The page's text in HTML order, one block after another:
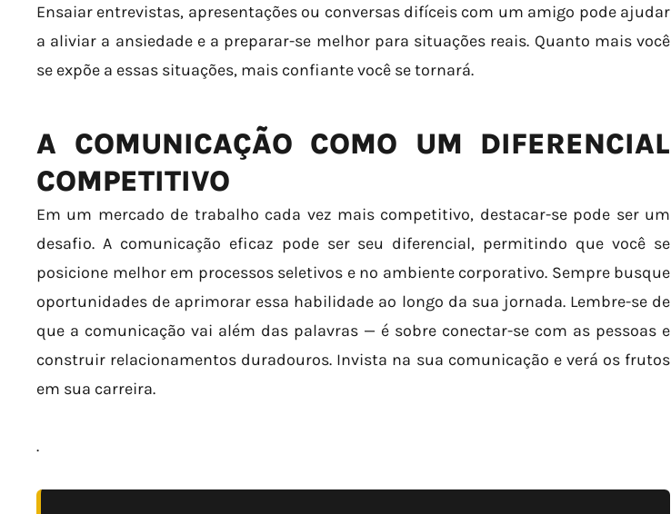
Ensaiar entrevistas, apresentações ou conversas difíceis com um amigo pode ajudar
a aliviar a ansiedade e a preparar-se melhor para situações reais. Quanto mais você
se expõe a essas situações, mais confiante você se tornará.
A COMUNICAÇÃO COMO UM DIFERENCIAL
COMPETITIVO
Em um mercado de trabalho cada vez mais competitivo, destacar-se pode ser um
desafio. A comunicação eficaz pode ser seu diferencial, permitindo que você se
posicione melhor em processos seletivos e no ambiente corporativo. Sempre busque
oportunidades de aprimorar essa habilidade ao longo da sua jornada. Lembre-se de
que a comunicação vai além das palavras — é sobre conectar-se com as pessoas e
construir relacionamentos duradouros. Invista na sua comunicação e verá os frutos
em sua carreira.
.